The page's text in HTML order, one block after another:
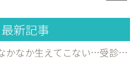
最新記事
子どもの永久歯がなかなか生えてこない…受診した方がよいケースを歯科医が解説｜宮原・さいたま市北区の歯医者